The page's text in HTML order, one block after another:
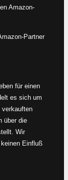
Amazon-
Partner
für einen
es sich um
verkauften
über die
Wir
Einfluß